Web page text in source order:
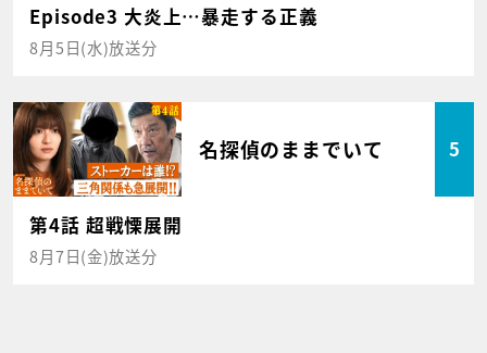
Episode3 大炎上…暴走する正義
8月5日(水)放送分
名探偵のままでいて 5
第4話 超戦慄展開
8月7日(金)放送分